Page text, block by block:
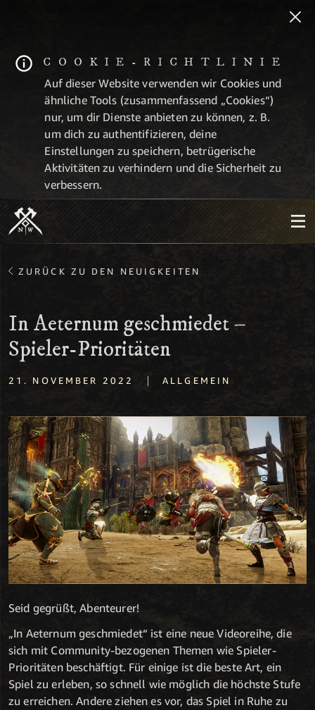
COOKIE-RICHTLINIE
Auf dieser Website verwenden wir Cookies und
ähnliche Tools (zusammenfassend „Cookies“)
nur, um dir Dienste anbieten zu können, z. B.
um dich zu authentifizieren, deine
Einstellungen zu speichern, betrügerische
Aktivitäten zu verhindern und die Sicherheit zu
verbessern.
ZURÜCK ZU DEN NEUIGKEITEN
In Aeternum geschmiedet –
Spieler-Prioritäten
21. NOVEMBER 2022 | ALLGEMEIN
Seid gegrüßt, Abenteurer!
„In Aeternum geschmiedet“ ist eine neue Videoreihe, die
sich mit Community-bezogenen Themen wie Spieler-
Prioritäten beschäftigt. Für einige ist die beste Art, ein
Spiel zu erleben, so schnell wie möglich die höchste Stufe
zu erreichen. Andere ziehen es vor, das Spiel in Ruhe zu